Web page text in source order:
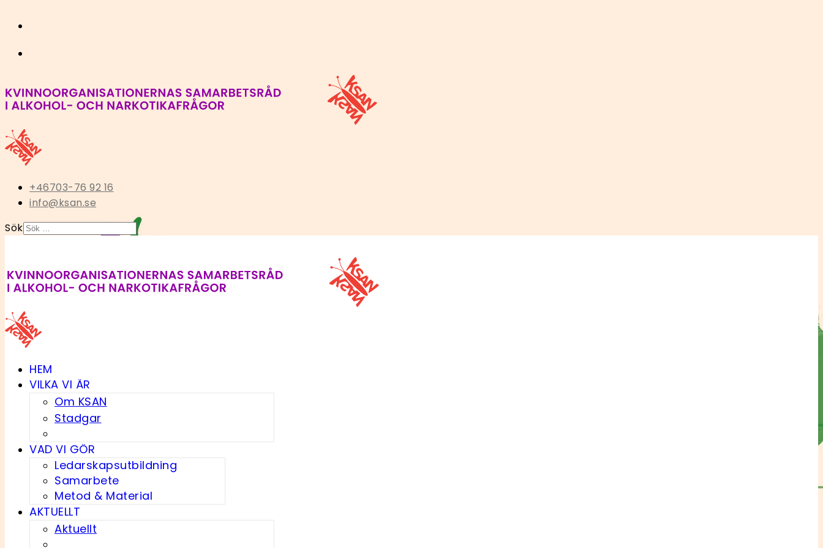
+46703-76 92 16
info@ksan.se
Sök
HEM
VILKA VI ÄR
Om KSAN
Stadgar
VAD VI GÖR
Ledarskapsutbildning
Samarbete
Metod & Material
AKTUELLT
Aktuellt